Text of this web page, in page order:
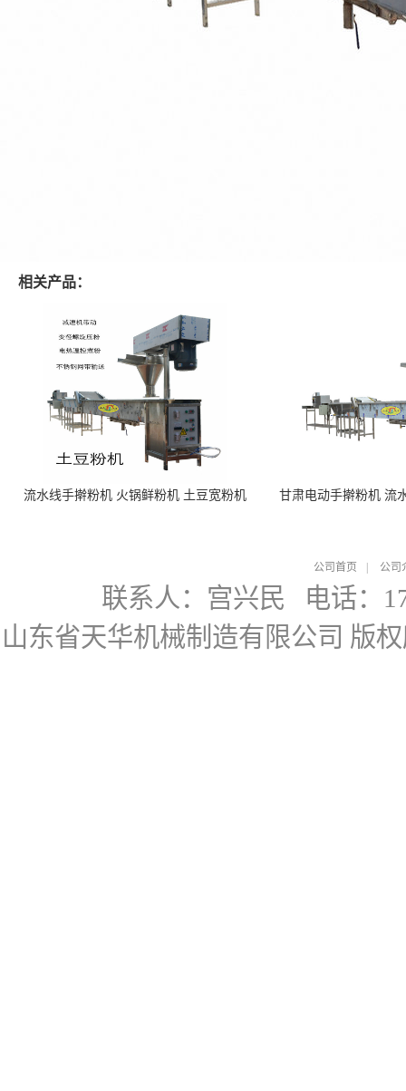
相关产品：
流水线手擀粉机 火锅鲜粉机 土豆宽粉机 甘肃电动手擀粉机 流
公司首页 公司
联系人：宫兴民 电话：
山东省天华机械制造有限公司 版